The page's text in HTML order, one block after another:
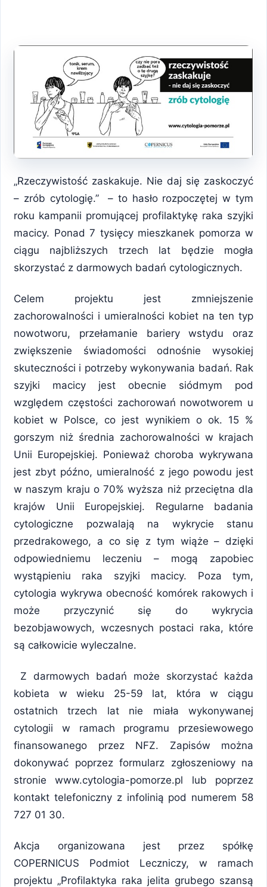
„Rzeczywistość zaskakuje. Nie daj się zaskoczyć
– zrób cytologię.” – to hasło rozpoczętej w tym
roku kampanii promującej profilaktykę raka szyjki
macicy. Ponad 7 tysięcy mieszkanek pomorza w
ciągu najbliższych trzech lat będzie mogła
skorzystać z darmowych badań cytologicznych.
Celem projektu jest zmniejszenie
zachorowalności i umieralności kobiet na ten typ
nowotworu, przełamanie bariery wstydu oraz
zwiększenie świadomości odnośnie wysokiej
skuteczności i potrzeby wykonywania badań. Rak
szyjki macicy jest obecnie siódmym pod
względem częstości zachorowań nowotworem u
kobiet w Polsce, co jest wynikiem o ok. 15 %
gorszym niż średnia zachorowalności w krajach
Unii Europejskiej. Ponieważ choroba wykrywana
jest zbyt późno, umieralność z jego powodu jest
w naszym kraju o 70% wyższa niż przeciętna dla
krajów Unii Europejskiej. Regularne badania
cytologiczne pozwalają na wykrycie stanu
przedrakowego, a co się z tym wiąże – dzięki
odpowiedniemu leczeniu – mogą zapobiec
wystąpieniu raka szyjki macicy. Poza tym,
cytologia wykrywa obecność komórek rakowych i
może przyczynić się do wykrycia
bezobjawowych, wczesnych postaci raka, które
są całkowicie wyleczalne.
Z darmowych badań może skorzystać każda
kobieta w wieku 25-59 lat, która w ciągu
ostatnich trzech lat nie miała wykonywanej
cytologii w ramach programu przesiewowego
finansowanego przez NFZ. Zapisów można
dokonywać poprzez formularz zgłoszeniowy na
stronie www.cytologia-pomorze.pl lub poprzez
kontakt telefoniczny z infolinią pod numerem 58
727 01 30.
Akcja organizowana jest przez spółkę
COPERNICUS Podmiot Leczniczy, w ramach
projektu „Profilaktyka raka jelita grubego szansą